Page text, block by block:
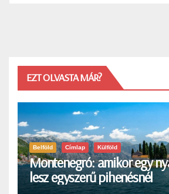
EZT OLVASTA MÁR?
Belföld Címlap Külföld
Montenegró: amikor egy
lesz egyszerű pihenésnél